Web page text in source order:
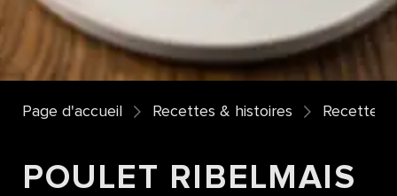
Page d'accueil Recettes & histoires Recettes
POULET RIBELMAIS